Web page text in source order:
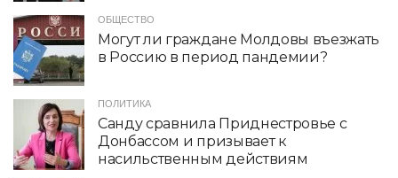
ОБЩЕСТВО
Могут ли граждане Молдовы въезжать
в Россию в период пандемии?
ПОЛИТИКА
Санду сравнила Приднестровье с
Донбассом и призывает к
насильственным действиям